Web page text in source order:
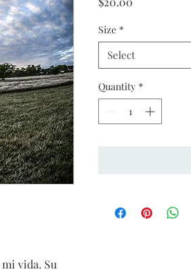
vida. Su
Size *
Select
Quantity *